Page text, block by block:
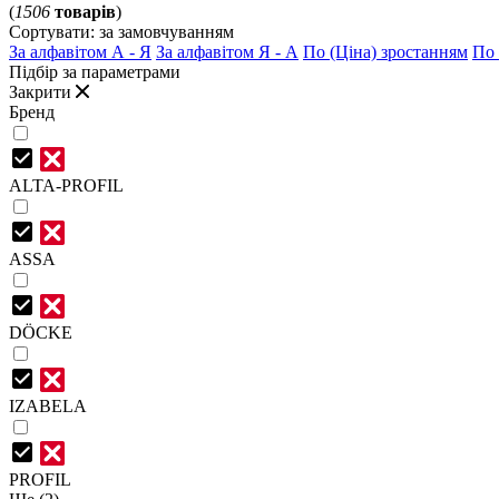
(1506 товарів)
Сортувати: за замовчуванням
За алфавітом А - Я За алфавітом Я - А По (Ціна) зростанням По
Підбір за параметрами
Закрити
Бренд
ALTA-PROFIL
ASSA
DÖCKE
IZABELA
PROFIL